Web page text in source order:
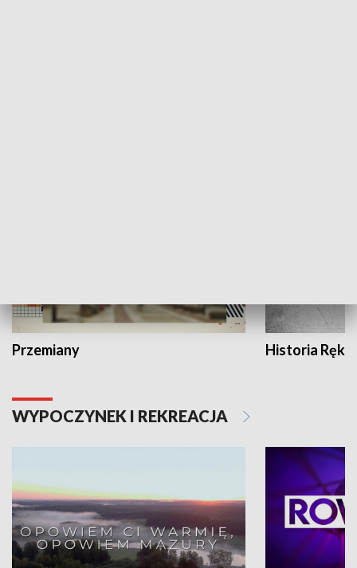
Przemiany Historia Ręką
WYPOCZYNEK I REKREACJA